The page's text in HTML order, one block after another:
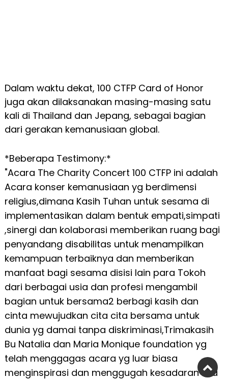
Dalam waktu dekat, 100 CTFP Card of Honor
juga akan dilaksanakan masing-masing satu
kali di Thailand dan Jepang, sebagai bagian
dari gerakan kemanusiaan global.
*Beberapa Testimony:*
"Acara The Charity Concert 100 CTFP ini adalah
Acara konser kemanusiaan yg berdimensi
religius,dimana Kasih Tuhan untuk sesama di
implementasikan dalam bentuk empati,simpati
,sinergi dan kolaborasi memberikan ruang bagi
penyandang disabilitas untuk menampilkan
kemampuan terbaiknya dan memberikan
manfaat bagi sesama disisi lain para Tokoh
dari berbagai usia dan profesi mengambil
bagian untuk bersama2 berbagi kasih dan
cinta mewujudkan cita cita bersama untuk
dunia yg damai tanpa diskriminasi,Trimakasih
Bu Natalia dan Maria Monique foundation yg
telah menggagas acara yg luar biasa
menginspirasi dan menggugah kesadaran kita